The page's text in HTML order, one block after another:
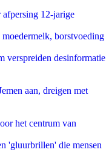
12-jarige
borstvoeding
verspreiden desinformatie
aan, dreigen met
het centrum van
'gluurbrillen' die mensen